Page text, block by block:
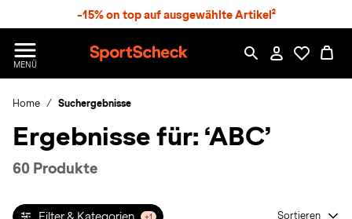
-15% on top auf ausgewählte Artikel²
MENÜ
p
r
S
h
k
Home Suchergebnisse
Ergebnisse für: ‘ABC’
60 Produkte
+1 Sortieren